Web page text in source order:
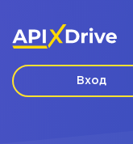
Вход